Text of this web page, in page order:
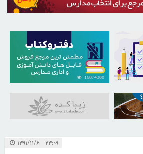
16874380
۲۳:۰۹ ۱۳۹۱/۱۱/۶